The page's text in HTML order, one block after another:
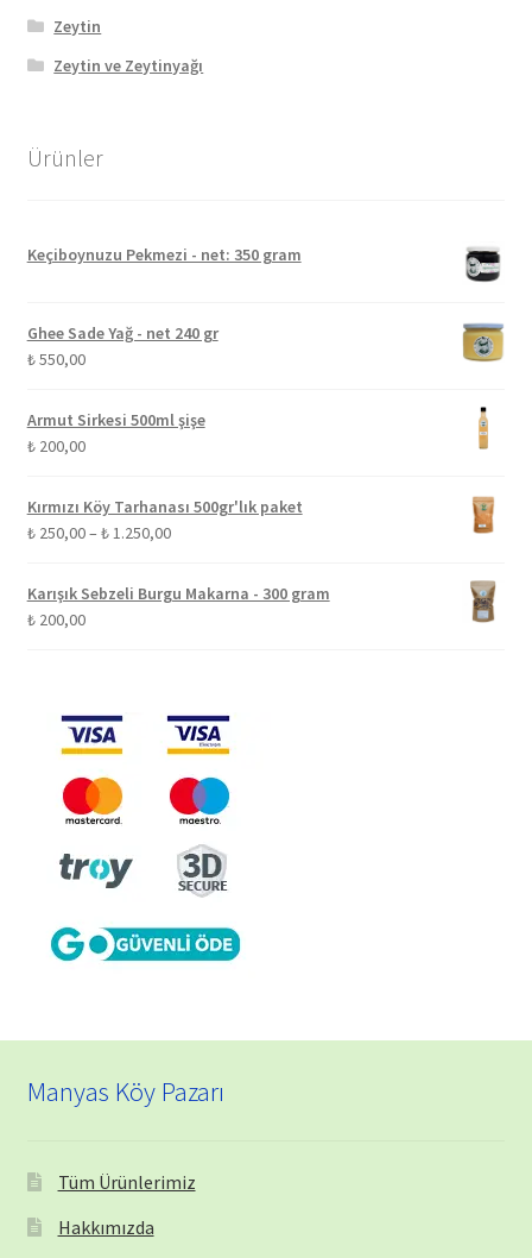
Zeytin
Zeytin ve Zeytinyağı
Ürünler
Keçiboynuzu Pekmezi - net: 350 gram
Ghee Sade Yağ - net 240 gr
₺550,00
Armut Sirkesi 500ml şişe
₺200,00
Kırmızı Köy Tarhanası 500gr'lık paket
₺250,00– ₺1.250,00Fiyat
₺ 250,00
-
Karışık Sebzeli Burgu Makarna - 300 gram
₺200,00
Manyas Köy Pazarı
Tüm Ürünlerimiz
Hakkımızda